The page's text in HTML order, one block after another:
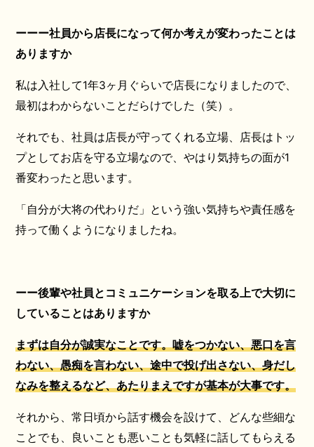
ーーー社員から店長になって何か考えが変わったことは
ありますか
私は入社して1年3ヶ月ぐらいで店長になりましたので、
最初はわからないことだらけでした（笑）。
それでも、社員は店長が守ってくれる立場、店長はトッ
プとしてお店を守る立場なので、やはり気持ちの面が1
番変わったと思います。
「自分が大将の代わりだ」という強い気持ちや責任感を
持って働くようになりましたね。
ーー後輩や社員とコミュニケーションを取る上で大切に
していることはありますか
まずは自分が誠実なことです。嘘をつかない、悪口を言
わない、愚痴を言わない、途中で投げ出さない、身だし
なみを整えるなど、あたりまえですが基本が大事です。
それから、常日頃から話す機会を設けて、どんな些細な
ことでも、良いことも悪いことも気軽に話してもらえる